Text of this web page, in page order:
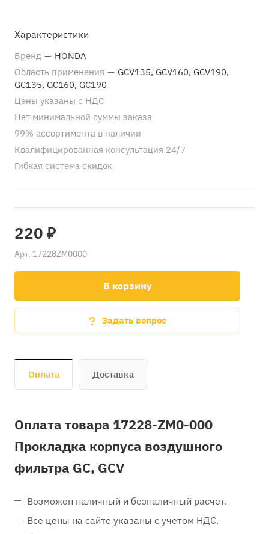
Характеристики
Бренд — HONDA
Область применения — GCV135, GCV160, GCV190,
GC135, GC160, GC190
Цены указаны с НДС
Нет минимальной суммы заказа
99% ассортимента в наличии
Квалифицированная консультация 24/7
Гибкая система скидок
220 ₽
Арт. 17228ZM0000
В корзину
Задать вопрос
Оплата Доставка
Оплата товара 17228-ZM0-000
Прокладка корпуса воздушного
фильтра GC, GCV
Возможен наличный и безналичный расчет.
Все цены на сайте указаны с учетом НДС.